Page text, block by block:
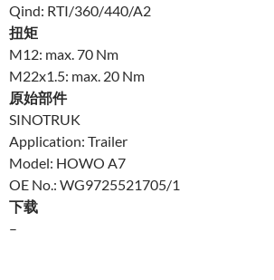
Qind: RTI/360/440/A2
扭矩
M12: max. 70 Nm
M22x1.5: max. 20 Nm
原始部件
SINOTRUK
Application: Trailer
Model: HOWO A7
OE No.: WG9725521705/1
下载
–